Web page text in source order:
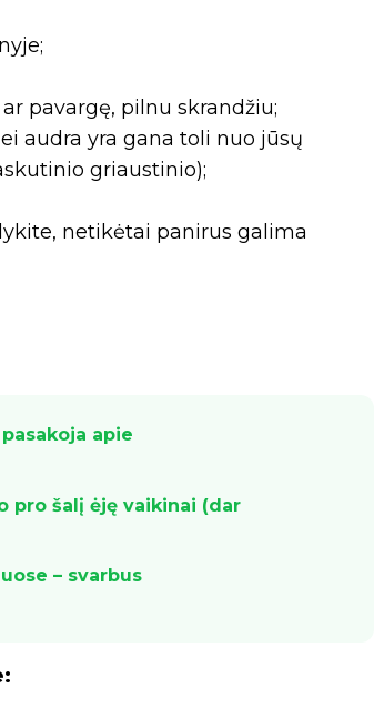
pavargę, pilnu skrandžiu;
audra yra gana toli nuo jūsų
griaustinio);
netikėtai panirus galima
apie
pro šalį ėję vaikinai (dar
– svarbus